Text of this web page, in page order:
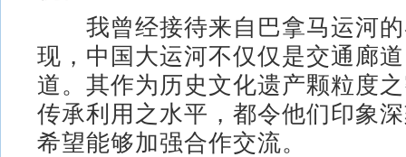
我曾经接待来自巴拿马运河的
现，中国大运河不仅仅是交通廊
道。其作为历史文化遗产颗粒度
传承利用之水平，都令他们印象
希望能够加强合作交流。